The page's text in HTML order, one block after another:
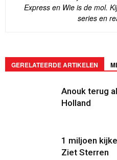
Express en Wie is de mol.
series en
GERELATEERDE ARTIKELEN
Anouk terug
Holland
1 miljoen
Ziet Sterren